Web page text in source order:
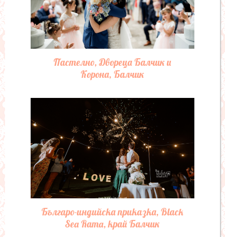
Пролетна картина, Black Sea Rama
Golf&Villas, край Балчик
Пампас и Бохо, Black Sea Rama Golf
& Villas, край Балчик